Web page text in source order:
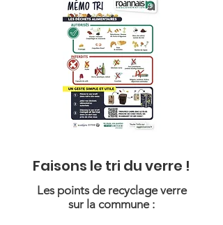
Faisons le tri du verre !
Les points de recyclage verre
sur la commune :